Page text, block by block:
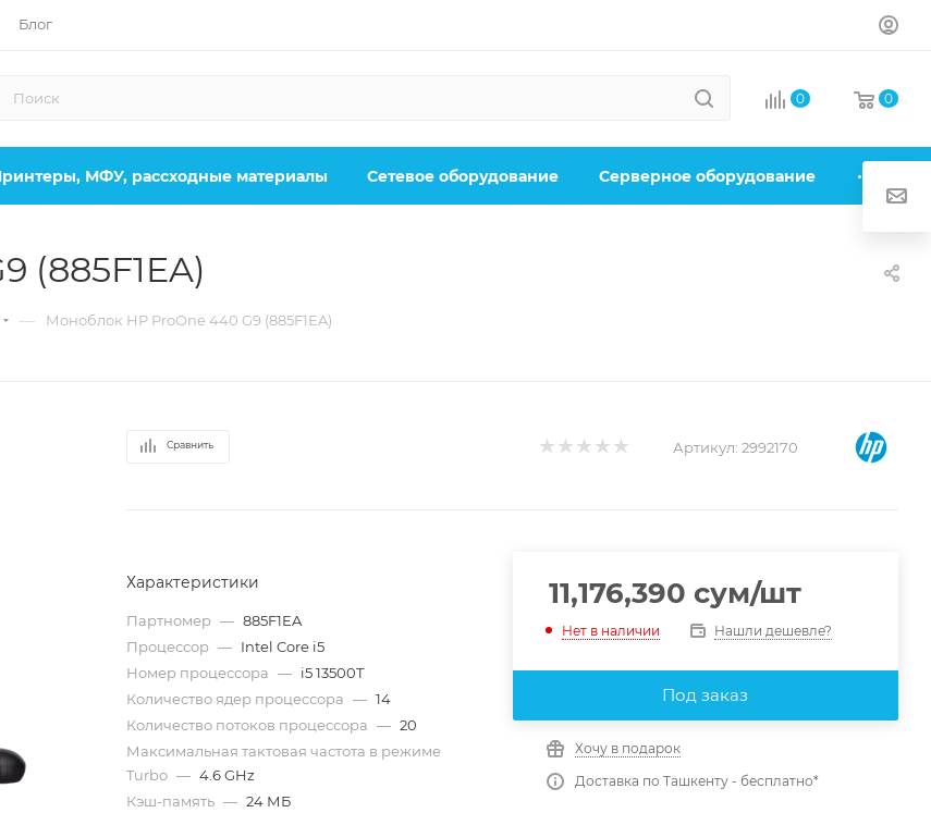
Блог
0 0
МФУ, рассходные материалы Сетевое оборудование Серверное оборудование
(885F1EA)
— Моноблок HP ProOne 440 G9 (885F1EA)
Сравнить Артикул: 2992170
Характеристики
Партномер — 885F1EA
Процессор — Intel Core i5
Номер процессора — i5 13500T
Количество ядер процессора — 14
Количество потоков процессора — 20
Максимальная тактовая частота в режиме
Turbo — 4.6 GHz
Кэш-память — 24 МБ
11,176,390 сум/шт
Нет в наличии Нашли дешевле?
Под заказ
Хочу в подарок
Доставка по Ташкенту - бесплатно*